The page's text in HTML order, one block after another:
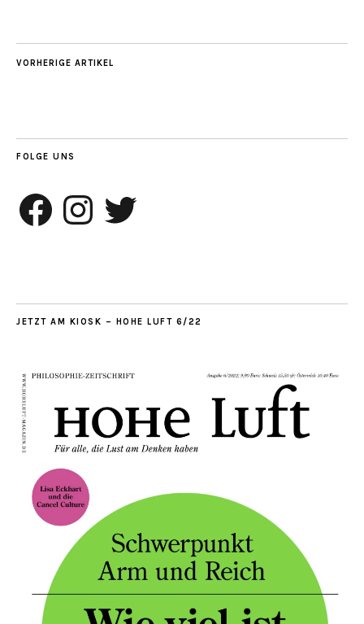
VORHERIGE ARTIKEL
FOLGE UNS
Facebook InstagramTwitter
JETZT AM KIOSK – HOHE LUFT 6/22